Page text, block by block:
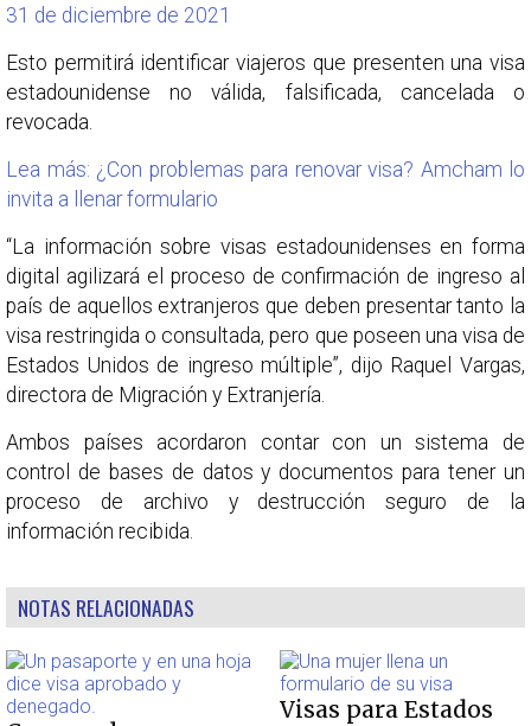
31 de diciembre de 2021
Esto permitirá identificar viajeros que presenten una visa
estadounidense no válida, falsificada, cancelada o
revocada.
Lea más: ¿Con problemas para renovar visa? Amcham lo
invita a llenar formulario
“La información sobre visas estadounidenses en forma
digital agilizará el proceso de confirmación de ingreso al
país de aquellos extranjeros que deben presentar tanto la
visa restringida o consultada, pero que poseen una visa de
Estados Unidos de ingreso múltiple”, dijo Raquel Vargas,
directora de Migración y Extranjería.
Ambos países acordaron contar con un sistema de
control de bases de datos y documentos para tener un
proceso de archivo y destrucción seguro de la
información recibida.
NOTAS RELACIONADAS
Visas para Estados